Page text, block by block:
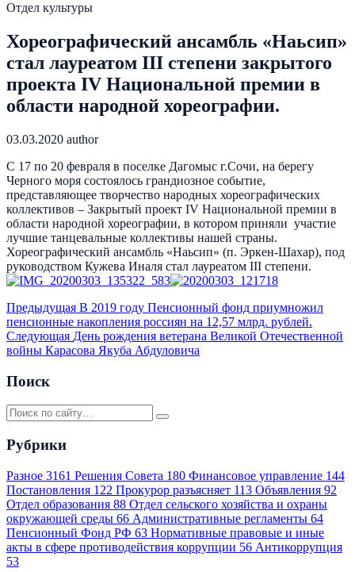
Отдел культуры
Хореографический ансамбль «Наьсип»
стал лауреатом III степени закрытого
проекта IV Национальной премии в
области народной хореографии.
03.03.2020 author
С 17 по 20 февраля в поселке Дагомыс г.Сочи, на берегу
Черного моря состоялось грандиозное событие,
представляющее творчество народных хореографических
коллективов – Закрытый проект IV Национальной премии в
области народной хореографии, в котором приняли участие
лучшие танцевальные коллективы нашей страны.
Хореографический ансамбль «Наьсип» (п. Эркен-Шахар), под
руководством Кужева Иналя стал лауреатом III степени.
Предыдущая В 2019 году Пенсионный фонд приумножил
пенсионные накопления россиян на 12,57 млрд. рублей.
Следующая День рождения ветерана Великой Отечественной
войны Карасова Якуба Абдуловича
Поиск
Рубрики
Разное 3161 Решения Совета 180 Финансовое управление 144
Постановления 122 Прокурор разъясняет 113 Объявления 92
Отдел образования 88 Отдел сельского хозяйства и охраны
окружающей среды 66 Административные регламенты 64
Пенсионный Фонд РФ 63 Нормативные правовые и иные
акты в сфере противодействия коррупции 56 Антикоррупция
53